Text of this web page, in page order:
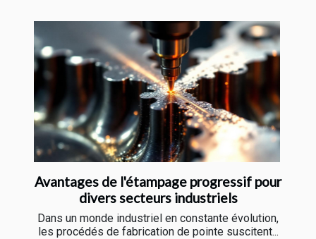
Avantages de l'étampage progressif pour
divers secteurs industriels
Dans un monde industriel en constante évolution,
les procédés de fabrication de pointe suscitent...